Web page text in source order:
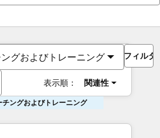
グおよびトレーニング
表示順： 関連性
フィルタ
ングおよびトレーニング